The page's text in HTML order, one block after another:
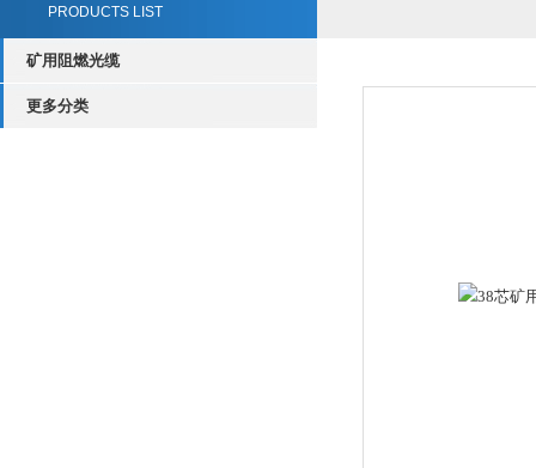
PRODUCTS LIST
矿用阻燃光缆
更多分类